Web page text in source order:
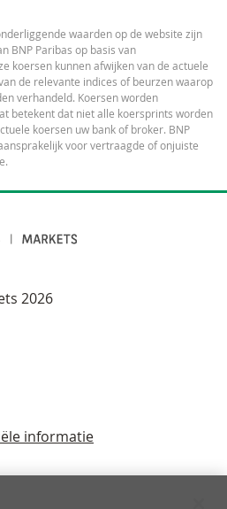
waarden op de website zijn
BNP Paribas op basis van
koersen kunnen afwijken van de actuele
de relevante indices of beurzen waarop
verhandeld. Koersen worden
betekent dat niet alle koersprints worden
koersen uw bank of broker. BNP
voor vertraagde of onjuiste
2026
informatie